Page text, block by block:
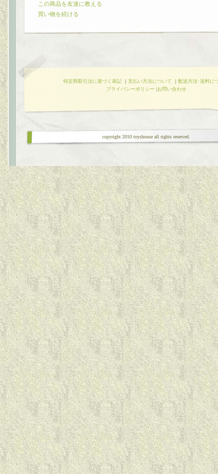
この商品を友達に教える
買い物を続ける
特定商取引法に基づく表記 ｜ 支払い方法について ｜ 配送方法･送料に
プライバシーポリシー |お問い合わせ
copyright 2010 toyshouse all rights reserved.